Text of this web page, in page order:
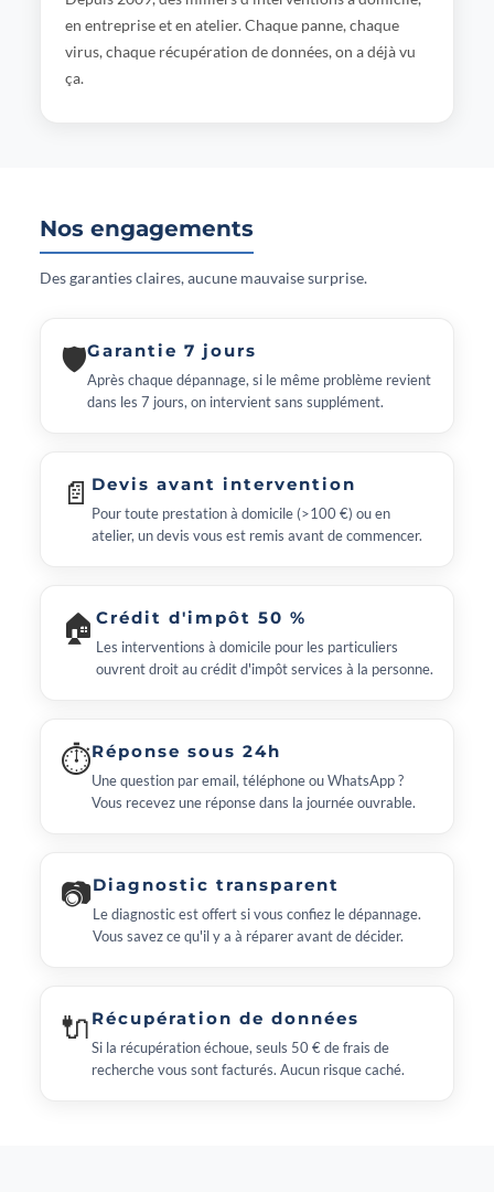
en entreprise et en atelier. Chaque panne, chaque
virus, chaque récupération de données, on a déjà vu
ça.
Nos engagements
Des garanties claires, aucune mauvaise surprise.
🛡Garantie 7 jours
Après chaque dépannage, si le même problème revient
dans les 7 jours, on intervient sans supplément.
📄 Devis avant intervention
Pour toute prestation à domicile (>100 €) ou en
atelier, un devis vous est remis avant de commencer.
🏠 Crédit d'impôt 50 %
Les interventions à domicile pour les particuliers
ouvrent droit au crédit d'impôt services à la personne.
⏱Réponse sous 24h
Une question par email, téléphone ou WhatsApp ?
Vous recevez une réponse dans la journée ouvrable.
📷Diagnostic transparent
Le diagnostic est offert si vous confiez le dépannage.
Vous savez ce qu'il y a à réparer avant de décider.
🔌 Récupération de données
Si la récupération échoue, seuls 50 € de frais de
recherche vous sont facturés. Aucun risque caché.